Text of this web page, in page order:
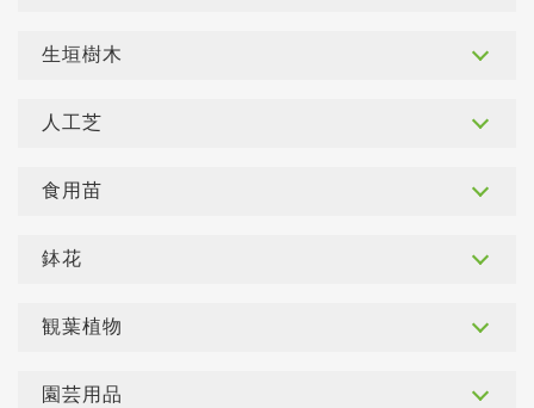
生垣樹木
人工芝
食用苗
鉢花
観葉植物
園芸用品